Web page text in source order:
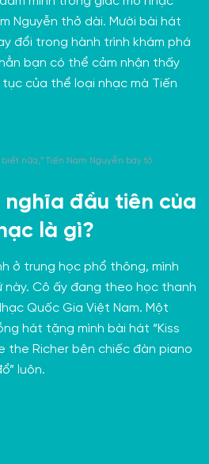
Nguyễn thở dài. Mười bài hát
đổi trong hành trình khám phá
bạn có thể cảm nhận thấy
tục của thể loại nhạc mà Tiến
nữa,” Tiến Nam Nguyễn bày tỏ.
nghĩa đầu tiên của
là gì?
ở trung học phổ thông, mình
này. Cô ấy đang theo học thanh
Quốc Gia Việt Nam. Một
hát tặng mình bài hát “Kiss
the Richer bên chiếc đàn piano
luôn.